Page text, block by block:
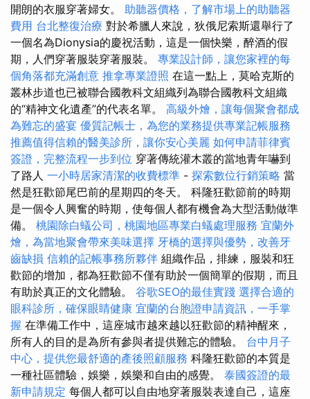
開朗的衣服穿著婦女。 助聽器價格，了解市場上的助聽器
費用 台北整復治療 對於希臘人來說，狄俄尼索斯還舉行了
一個名為Dionysia的慶祝活動，這是一個快樂，醉酒的假
期，人們穿著服裝穿著服裝。 專業設計師，讓您家裡的每
個角落都充滿創意 推拿專業證照 在這一點上，莫哈克斯的
叢林步道也已被聯合國教科文組織列為聯合國教科文組織
的“精神文化遺產”的代表名單。 高級外燴，讓每個聚會都成
為難忘的盛宴 優質記帳士，為您的業務提供專業記帳服務
推薦值得信賴的醫美診所，讓你安心美麗 如何申請菲律賓
簽證，完整流程一步到位 穿著傳統灌木叢的當地青年嚇到
了路人 一小時居家清潔的收費標準 - 探索數位行銷策略 當
然是狂歡節尾巴前的星期四的冬天。 科隆狂歡節前的時期
是一個令人興奮的時期，使每個人都有機會為大型活動做準
備。 桃園除白蟻公司，桃園地區專業白蟻處理服務 宜蘭外
燴，為當地聚會帶來美味選擇 牙橋的選擇與優勢，改善牙
齒缺損 信賴的記帳事務所夥伴 組織作品，排練，服裝和狂
歡節的增加，都為狂歡節不僅有助於一個簡單的假期，而且
有助於真正的文化體驗。 谷歌SEO的最佳實踐 選擇合適的
眼科診所，確保眼睛健康 宜蘭的台胞證申請資訊，一手掌
握 在準備工作中，這座城市越來越以狂歡節的精神醒來，
所有人的目的是為所有參與者提供難忘的體驗。 台中月子
中心，提供您最舒適的產後照顧服務 科隆狂歡節的本質是
一種社區體驗，娛樂，娛樂和自由的感覺。 泰國簽證的最
新申請規定 每個人都可以自由地穿著服裝表達自己，這座